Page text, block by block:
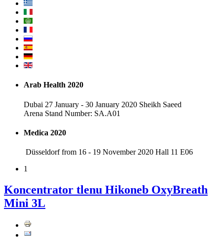
Arab Health 2020
Dubai 27 January - 30 January 2020 Sheikh Saeed
Arena Stand Number: SA.A01
Medica 2020
Düsseldorf from 16 - 19 November 2020 Hall 11 E06
1
Koncentrator tlenu Hikoneb OxyBreath
Mini 3L